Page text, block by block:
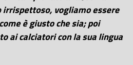
irrispettoso, vogliamo essere
è giusto che sia; poi
ai calciatori con la sua lingua